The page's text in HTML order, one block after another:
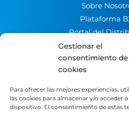
Gestionar el
consentimiento de
cookies
Para ofrecer las mejores experiencias,
las cookies para almacenar y/o acceder
dispositivo. El consentimiento de estas
Sobre
Plataforma
Portal del
Contacto
Trabaja con
Canal de
LEGAL